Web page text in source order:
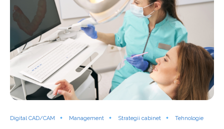
Digital CAD/CAM Management Strategii cabinet Tehnologie